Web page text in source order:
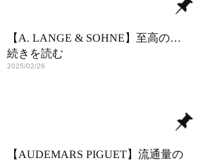
【A. LANGE & SOHNE】至高の…
続きを読む
2025/02/26
【AUDEMARS PIGUET】流通量の